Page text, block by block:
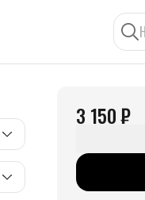
3 150 ₽